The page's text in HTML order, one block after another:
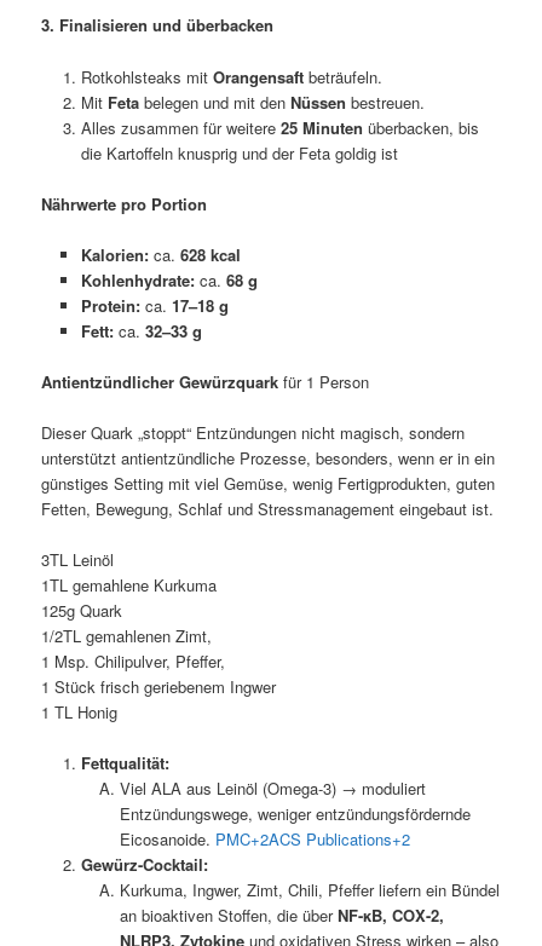
3. Finalisieren und überbacken
Rotkohlsteaks mit Orangensaftbeträufeln.
Mit Fetabelegen und mit den Nüssen bestreuen.
Alles zusammen für weitere 25 Minuten überbacken, bis
die Kartoffeln knusprig und der Feta goldig ist
Nährwerte pro Portion
Kalorien:ca. 628 kcal
Kohlenhydrate:ca. 68 g
Protein:ca. 17–18 g
Fett:ca. 32–33 g
Antientzündlicher Gewürzquark für 1 Person
Dieser Quark „stoppt“ Entzündungen nicht magisch, sondern
unterstützt antientzündliche Prozesse, besonders, wenn er in ein
günstiges Setting mit viel Gemüse, wenig Fertigprodukten, guten
Fetten, Bewegung, Schlaf und Stressmanagement eingebaut ist.
3TL Leinöl
1TL gemahlene Kurkuma
125g Quark
1/2TL gemahlenen Zimt,
1 Msp. Chilipulver, Pfeffer,
1 Stück frisch geriebenem Ingwer
1 TL Honig
Fettqualität:
Viel ALA aus Leinöl (Omega-3) → moduliert
Entzündungswege, weniger entzündungsfördernde
Eicosanoide. PMC+2ACS Publications+2
Gewürz-Cocktail:
Kurkuma, Ingwer, Zimt, Chili, Pfeffer liefern ein Bündel
an bioaktiven Stoffen, die überNF-κB, COX-2,
NLRP3, Zytokine und oxidativen Stress wirken – also